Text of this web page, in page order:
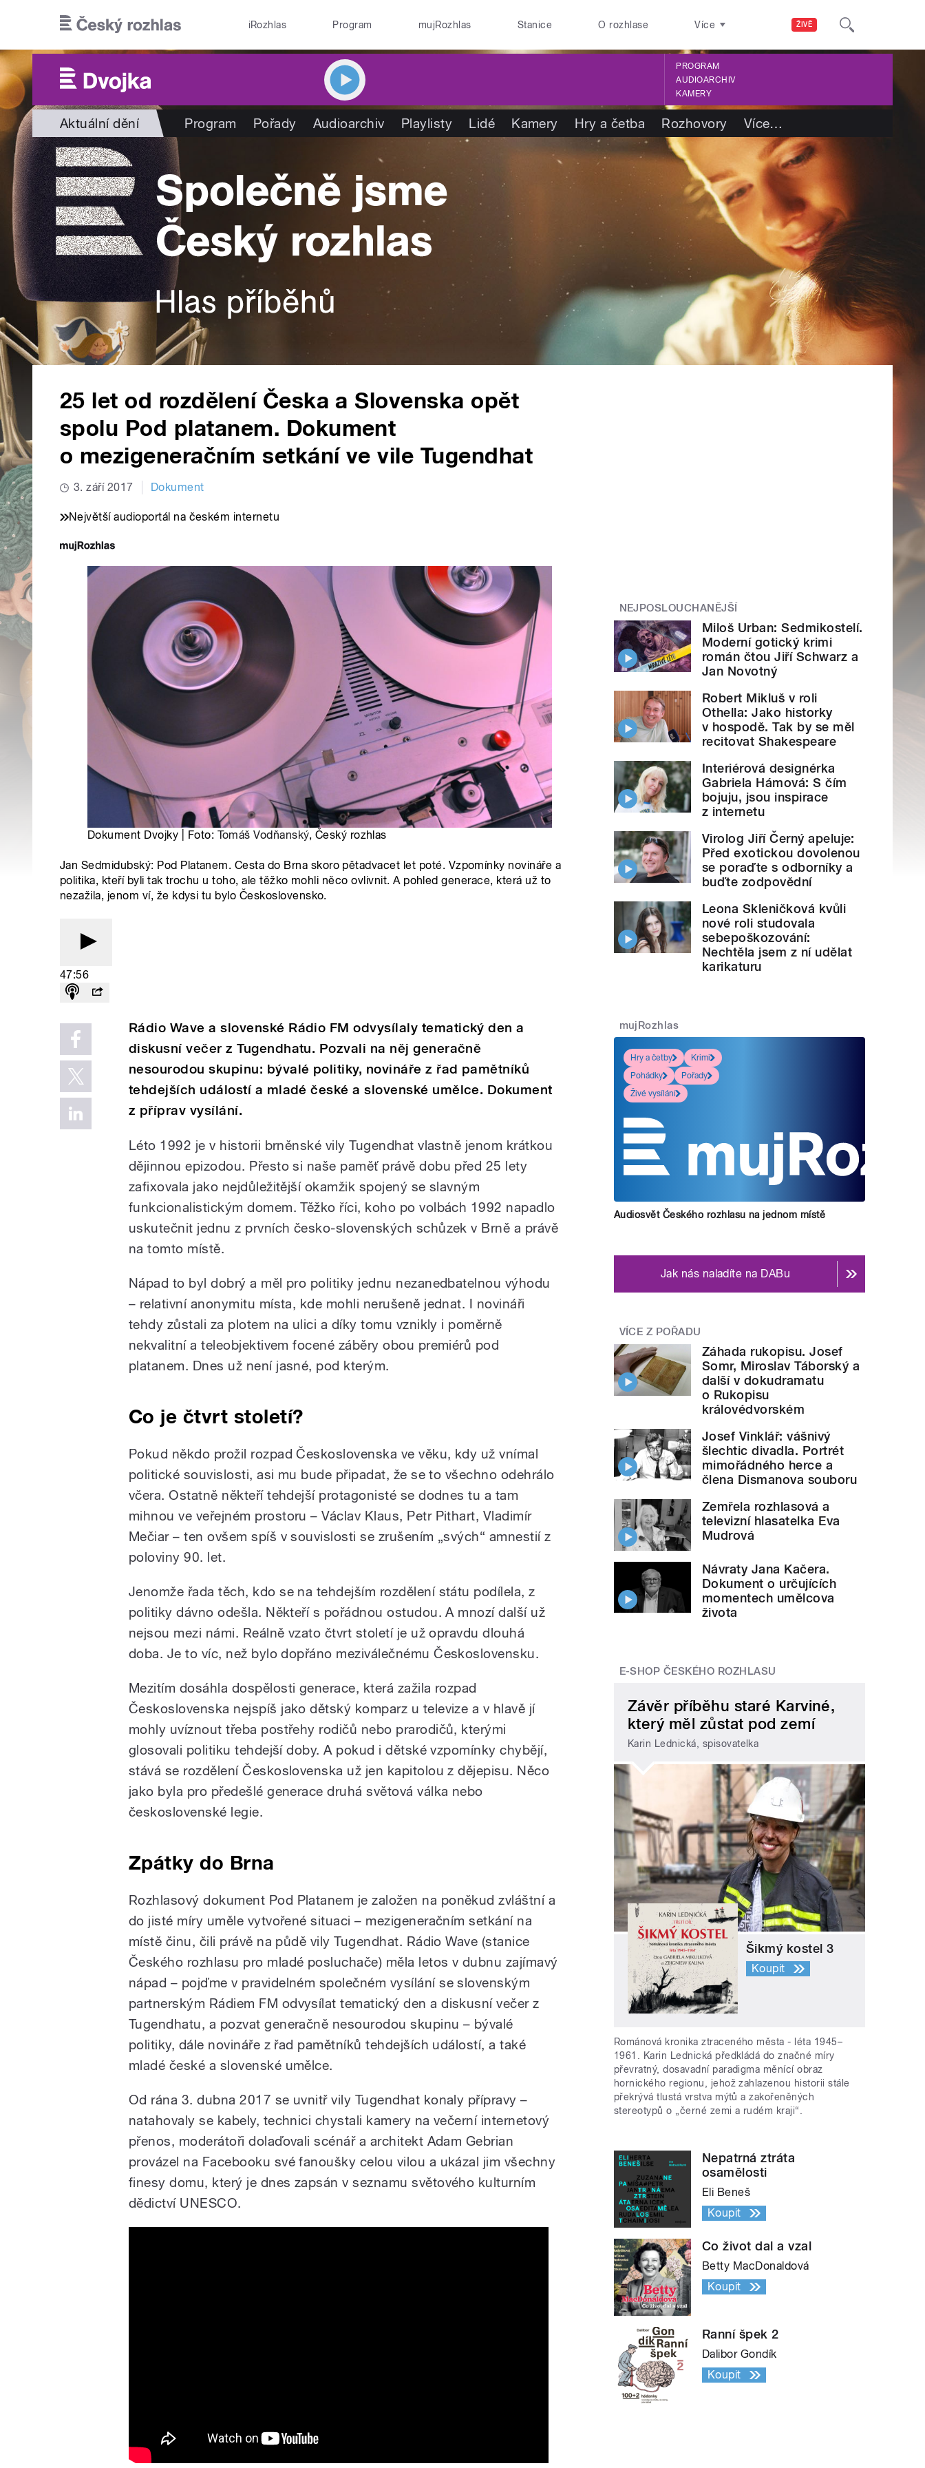
ŽIVĚ
iRozhlas Program mujRozhlas Stanice O rozhlase Více
PROGRAM
AUDIOARCHIV
KAMERY
Aktuální dění Program Pořady Audioarchiv Playlisty Lidé Kamery Hry a četba Rozhovory Více…
25 let od rozdělení Česka a Slovenska opět
spolu Pod platanem. Dokument
o mezigeneračním setkání ve vile Tugendhat
3. září 2017 Dokument
Největší audioportál na českém internetu
Dokument Dvojky | Foto: Tomáš Vodňanský, Český rozhlas
Jan Sedmidubský: Pod Platanem. Cesta do Brna skoro pětadvacet let poté. Vzpomínky novináře a
politika, kteří byli tak trochu u toho, ale těžko mohli něco ovlivnit. A pohled generace, která už to
nezažila, jenom ví, že kdysi tu bylo Československo.
47:56
Rádio Wave a slovenské Rádio FM odvysílaly tematický den a
diskusní večer z Tugendhatu. Pozvali na něj generačně
nesourodou skupinu: bývalé politiky, novináře z řad pamětníků
tehdejších událostí a mladé české a slovenské umělce. Dokument
z příprav vysílání.
Léto 1992 je v historii brněnské vily Tugendhat vlastně jenom krátkou
dějinnou epizodou. Přesto si naše paměť právě dobu před 25 lety
zafixovala jako nejdůležitější okamžik spojený se slavným
funkcionalistickým domem. Těžko říci, koho po volbách 1992 napadlo
uskutečnit jednu z prvních česko-slovenských schůzek v Brně a právě
na tomto místě.
Nápad to byl dobrý a měl pro politiky jednu nezanedbatelnou výhodu
– relativní anonymitu místa, kde mohli nerušeně jednat. I novináři
tehdy zůstali za plotem na ulici a díky tomu vznikly i poměrně
nekvalitní a teleobjektivem focené záběry obou premiérů pod
platanem. Dnes už není jasné, pod kterým.
Co je čtvrt století?
Pokud někdo prožil rozpad Československa ve věku, kdy už vnímal
politické souvislosti, asi mu bude připadat, že se to všechno odehrálo
včera. Ostatně někteří tehdejší protagonisté se dodnes tu a tam
mihnou ve veřejném prostoru – Václav Klaus, Petr Pithart, Vladimír
Mečiar – ten ovšem spíš v souvislosti se zrušením „svých“ amnestií z
poloviny 90. let.
Jenomže řada těch, kdo se na tehdejším rozdělení státu podílela, z
politiky dávno odešla. Někteří s pořádnou ostudou. A mnozí další už
nejsou mezi námi. Reálně vzato čtvrt století je už opravdu dlouhá
doba. Je to víc, než bylo dopřáno meziválečnému Československu.
Mezitím dosáhla dospělosti generace, která zažila rozpad
Československa nejspíš jako dětský komparz u televize a v hlavě jí
mohly uvíznout třeba postřehy rodičů nebo prarodičů, kterými
glosovali politiku tehdejší doby. A pokud i dětské vzpomínky chybějí,
stává se rozdělení Československa už jen kapitolou z dějepisu. Něco
jako byla pro předešlé generace druhá světová válka nebo
československé legie.
Zpátky do Brna
Rozhlasový dokument Pod Platanem je založen na poněkud zvláštní a
do jisté míry uměle vytvořené situaci – mezigeneračním setkání na
místě činu, čili právě na půdě vily Tugendhat. Rádio Wave (stanice
Českého rozhlasu pro mladé posluchače) měla letos v dubnu zajímavý
nápad – pojďme v pravidelném společném vysílání se slovenským
partnerským Rádiem FM odvysílat tematický den a diskusní večer z
Tugendhatu, a pozvat generačně nesourodou skupinu – bývalé
politiky, dále novináře z řad pamětníků tehdejších událostí, a také
mladé české a slovenské umělce.
Od rána 3. dubna 2017 se uvnitř vily Tugendhat konaly přípravy –
natahovaly se kabely, technici chystali kamery na večerní internetový
přenos, moderátoři dolaďovali scénář a architekt Adam Gebrian
provázel na Facebooku své fanoušky celou vilou a ukázal jim všechny
finesy domu, který je dnes zapsán v seznamu světového kulturním
dědictví UNESCO.
NEJPOSLOUCHANĚJŠÍ
Miloš Urban: Sedmikostelí.
Moderní gotický krimi
román čtou Jiří Schwarz a
Jan Novotný
Robert Mikluš v roli
Othella: Jako historky
v hospodě. Tak by se měl
recitovat Shakespeare
Interiérová designérka
Gabriela Hámová: S čím
bojuju, jsou inspirace
z internetu
Virolog Jiří Černý apeluje:
Před exotickou dovolenou
se poraďte s odborníky a
buďte zodpovědní
Leona Skleničková kvůli
nové roli studovala
sebepoškozování:
Nechtěla jsem z ní udělat
karikaturu
mujRozhlas
Hry a četby
Krimi
Pohádky
Pořady
Živé vysílání
Audiosvět Českého rozhlasu na jednom místě
Jak nás naladíte na DABu
VÍCE Z POŘADU
Záhada rukopisu. Josef
Somr, Miroslav Táborský a
další v dokudramatu
o Rukopisu
královédvorském
Josef Vinklář: vášnivý
šlechtic divadla. Portrét
mimořádného herce a
člena Dismanova souboru
Zemřela rozhlasová a
televizní hlasatelka Eva
Mudrová
Návraty Jana Kačera.
Dokument o určujících
momentech umělcova
života
E-SHOP ČESKÉHO ROZHLASU
Závěr příběhu staré Karviné,
který měl zůstat pod zemí
Karin Lednická, spisovatelka
Šikmý kostel 3
Koupit
Románová kronika ztraceného města - léta 1945–
1961. Karin Lednická předkládá do značné míry
převratný, dosavadní paradigma měnící obraz
hornického regionu, jehož zahlazenou historii stále
překrývá tlustá vrstva mýtů a zakořeněných
stereotypů o „černé zemi a rudém kraji“.
Nepatrná ztráta
osamělosti
Eli Beneš
Koupit
Co život dal a vzal
Betty MacDonaldová
Koupit
Ranní špek 2
Dalibor Gondík
Koupit